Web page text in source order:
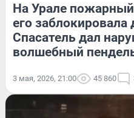
На Урале
его
Спасатель дал
волшебный
3 мая, 2026, 21:00 45 860